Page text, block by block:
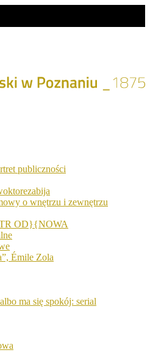
publiczności
o wnętrzu i zewnętrzu
OD}{NOWA
Émile Zola
ma się spokój: serial